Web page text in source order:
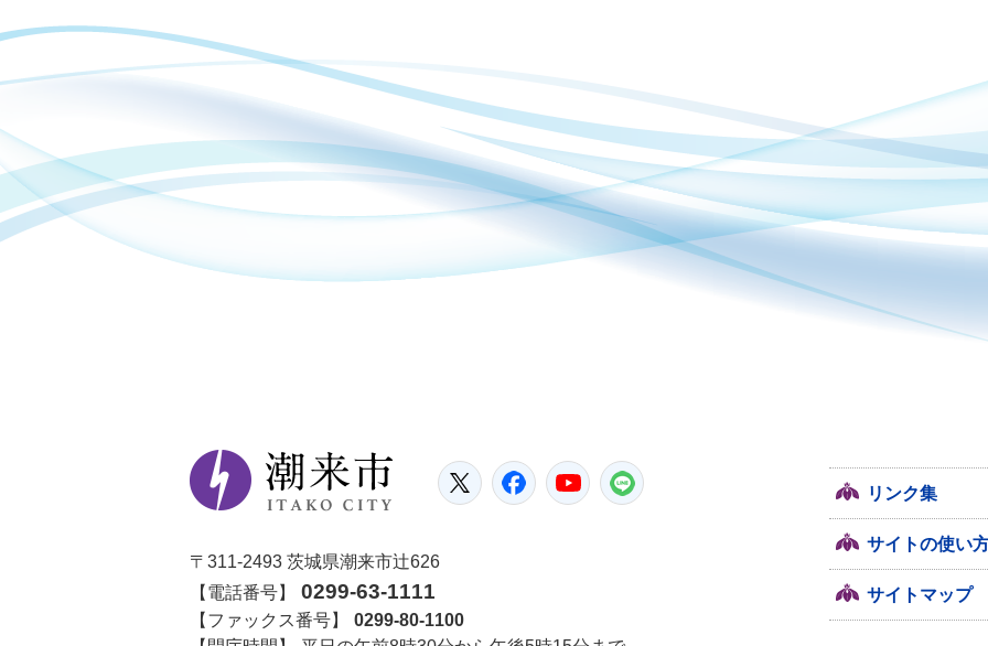
潮来市
Twitter FacebookYoutube
〒311-2493 茨城県潮来市辻626
【電話番号】
0299-63-1111
【ファックス番号】
0299-80-1100
リンク集
サイトの使い
サイトマップ